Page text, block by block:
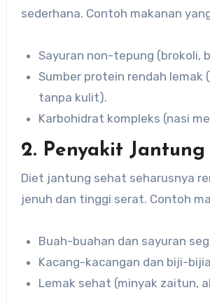
sederhana. Contoh makanan
Sayuran non-tepung (brokoli,
Sumber protein rendah lemak
tanpa kulit).
Karbohidrat kompleks (nasi
2. Penyakit Jantung
Diet jantung sehat seharusnya
jenuh dan tinggi serat. Contoh
Buah-buahan dan sayuran
Kacang-kacangan dan biji-
Lemak sehat (minyak zaitun,